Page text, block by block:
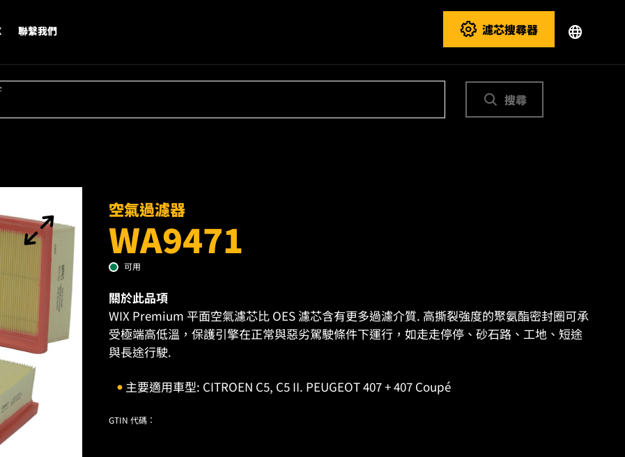
聯繫我們 濾芯搜尋器
搜尋
空氣過濾器
WA9471
可用
關於此品項
WIX Premium 平面空氣濾芯比 OES 濾芯含有更多過濾介質. 高撕裂強度的聚氨酯密封圈可承
受極端高低溫，保護引擎在正常與惡劣駕駛條件下運行，如走走停停、砂石路、工地、短途
與長途行駛.
主要適用車型: CITROEN C5, C5 II. PEUGEOT 407 + 407 Coupé
GTIN 代碼：